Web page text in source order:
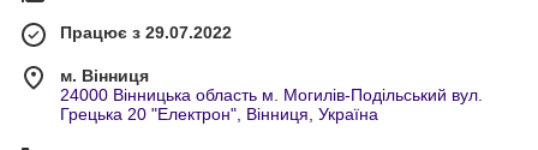
Працює з 29.07.2022
м. Вінниця
24000 Вінницька область м. Могилів-Подільський вул.
Грецька 20 "Електрон", Вінниця, Україна